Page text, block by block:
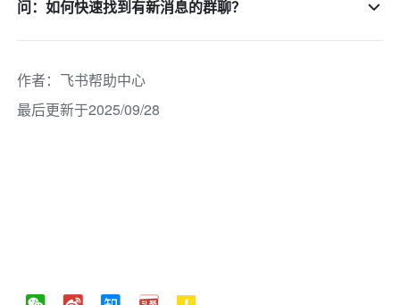
问：如何快速找到有新消息的群聊？
作者： 飞书帮助中心
最后更新于2025/09/28